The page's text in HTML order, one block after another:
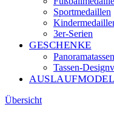
Sportmedaillen
3er-Serien
GESCHENKE
Panoramatassen
Tassen-
Übersicht